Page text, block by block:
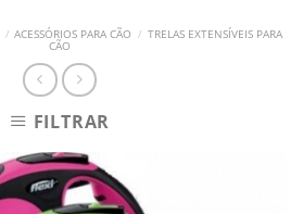
/ ACESSÓRIOS PARA CÃO / TRELAS EXTENSÍVEIS PARA
CÃO
FILTRAR